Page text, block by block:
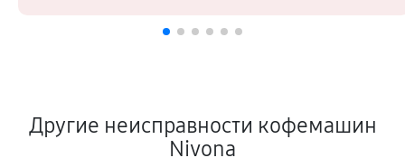
Другие неисправности кофемашин
Nivona